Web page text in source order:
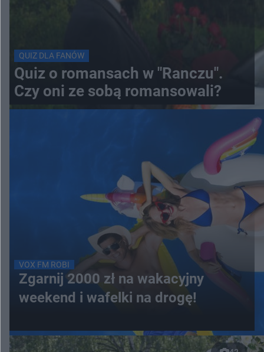
QUIZ DLA FANÓW
Quiz o romansach w "Ranczu".
Czy oni ze sobą romansowali?
VOX FM ROBI
Zgarnij 2000 zł na wakacyjny
weekend i wafelki na drogę!